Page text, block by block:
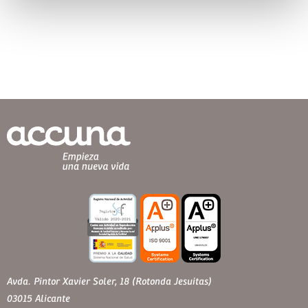
Avda. Pintor Xavier Soler, 18 (Rotonda Jesuitas)
03015 Alicante